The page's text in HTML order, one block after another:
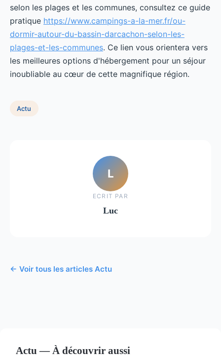
selon les plages et les communes, consultez ce guide
pratique https://www.campings-a-la-mer.fr/ou-
dormir-autour-du-bassin-darcachon-selon-les-
plages-et-les-communes. Ce lien vous orientera vers
les meilleures options d'hébergement pour un séjour
inoubliable au cœur de cette magnifique région.
Actu
L
ECRIT PAR
Luc
← Voir tous les articles Actu
Actu — À découvrir aussi